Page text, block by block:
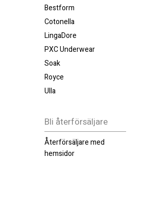
Bestform
Cotonella
LingaDore
PXC Underwear
Soak
Royce
Ulla
Bli återförsäljare
Återförsäljare med
hemsidor